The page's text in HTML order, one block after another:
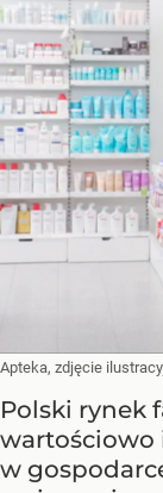
Apteka, zdjęcie
Polski rynek
wartościowo
w